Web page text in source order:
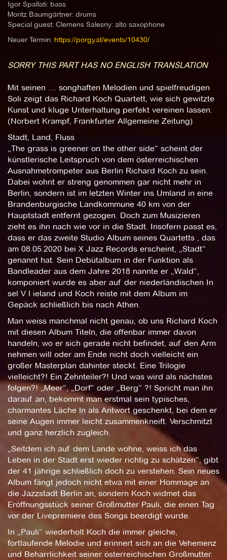
Igor Spallati: bass
Moritz Baumgärtner: drums
Special guest: Clemens Salesny: alto saxophone
Neuer Termin: https://porgy.at/events/10430/
SORRY THIS PART HAS NO ENGLISH TRANSLATION
Mit seinen … songhaften Melodien und spielfreudigen
Soli zeigt das Richard Koch Quartett, wie sich gewitzte
Kunst und kluge Unterhaltung perfekt vereinen lassen.
(Norbert Krampf, Frankfurter Allgemeine Zeitung)
Stadt, Land, Fluss
„The grass is greener on the other side“ scheint der
künstlerische Leitspruch von dem österreichischen
Ausnahmetrompeter aus Berlin Richard Koch zu sein.
Dabei wohnt er streng genommen gar nicht mehr in
Berlin, sondern ist im letzten Winter ins Umland in eine
Brandenburgische Landkommune 40 km von der
Hauptstadt entfernt gezogen. Doch zum Musizieren
zieht es ihn nach wie vor in die Stadt. Insofern passt es,
dass er das zweite Studio Album seines Quartetts , das
am 08.05.2020 bei X Jazz Records erscheint, „Stadt“
genannt hat. Sein Debütalbum in der Funktion als
Bandleader aus dem Jahre 2018 nannte er „Wald“,
komponiert wurde es aber auf der niederländischen In
sel V l ieland und Koch reiste mit dem Album im
Gepäck schließlich bis nach Athen.
Man weiss manchmal nicht genau, ob uns Richard Koch
mit diesen Album Titeln, die offenbar immer davon
handeln, wo er sich gerade nicht befindet, auf den Arm
nehmen will oder am Ende nicht doch vielleicht ein
großer Masterplan dahinter steckt. Eine Trilogie
vielleicht?! Ein Zehnteiler?! Und was wird als nächstes
folgen?! „Meer“, „Dorf“ oder „Berg“ ?! Spricht man ihn
darauf an, bekommt man erstmal sein typisches,
charmantes Läche ln als Antwort geschenkt, bei dem er
seine Augen immer leicht zusammenkneift. Verschmitzt
und ganz herzlich zugleich.
„Seitdem ich auf dem Lande wohne, weiss ich das
Leben in der Stadt erst wieder richtig zu schätzen“, gibt
der 41 jährige schließlich doch zu verstehen. Sein neues
Album fängt jedoch nicht etwa mit einer Hommage an
die Jazzstadt Berlin an, sondern Koch widmet das
Eröffnungsstück seiner Großmutter Pauli, die einen Tag
vor der Livepremiere des Songs beerdigt wurde.
In „Pauli“ wiederholt Koch die immer gleiche,
fortlaufende Melodie und erinnert sich an die Vehemenz
und Beharrlichkeit seiner österreichischen Großmutter.